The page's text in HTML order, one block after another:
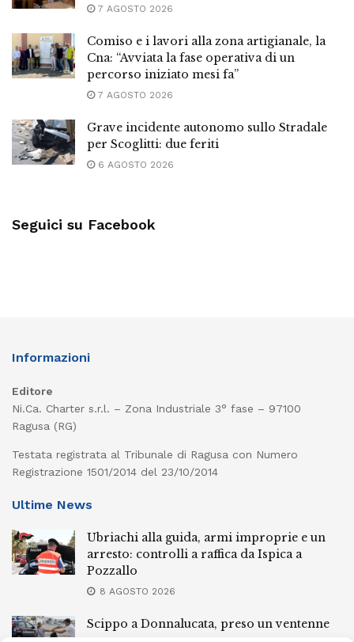
7 AGOSTO 2026
Comiso e i lavori alla zona artigianale, la
Cna: “Avviata la fase operativa di un
percorso iniziato mesi fa”
7 AGOSTO 2026
Grave incidente autonomo sullo Stradale
per Scoglitti: due feriti
6 AGOSTO 2026
Seguici su Facebook
Informazioni
Editore
Ni.Ca. Charter s.r.l. – Zona Industriale 3° fase – 97100
Ragusa (RG)
Testata registrata al Tribunale di Ragusa con Numero
Registrazione 1501/2014 del 23/10/2014
Ultime News
Ubriachi alla guida, armi improprie e un
arresto: controlli a raffica da Ispica a
Pozzallo
8 AGOSTO 2026
Scippo a Donnalucata, preso un ventenne